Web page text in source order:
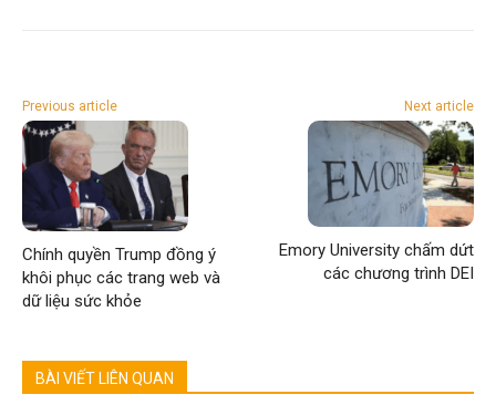
Previous article
Chính quyền Trump đồng ý
khôi phục các trang web và
dữ liệu sức khỏe
Next article
Emory University chấm dứt
các chương trình DEI
BÀI VIẾT LIÊN QUAN